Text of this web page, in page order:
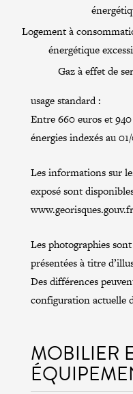
Logement à
énergétique
Gaz à effet de
usage standard :
Entre 660 euros et
énergies indexés au
Les informations sur
exposé sont
www.georisques.gouv.fr
Les photographies
présentées à titre
Des différences
configuration actuelle
MOBILIER